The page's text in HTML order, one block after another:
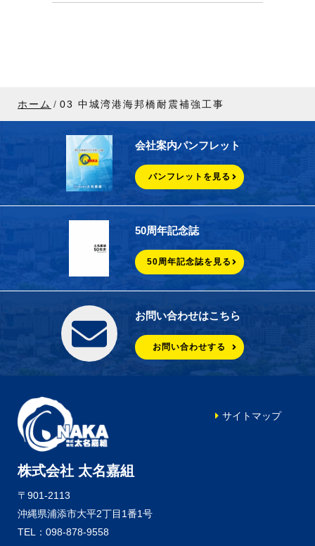
ホーム 03 中城湾港海邦橋耐震補強工事
会社案内パンフレット
パンフレットを見る
50周年記念誌
50周年記念誌を見る
お問い合わせはこちら
お問い合わせする
株式会社 太名嘉組
〒901-2113
沖縄県浦添市大平2丁目1番1号
TEL：098-878-9558
サイトマップ